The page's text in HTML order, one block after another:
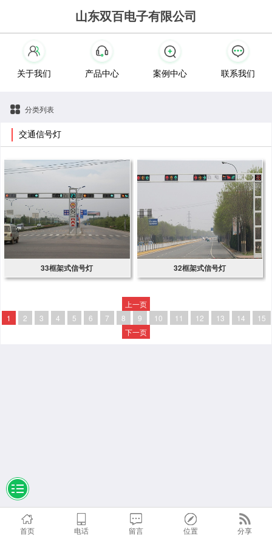
山东双百电子有限公司
关于我们 产品中心 案例中心 联系我们
分类列表
交通信号灯
33框架式信号灯 32框架式信号灯
上一页
1
2 3 4 5 6 7 8 9 10 11 12 13 14
15
下一页
首页 电话 留言 位置 分享